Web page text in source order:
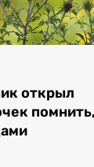
открыл